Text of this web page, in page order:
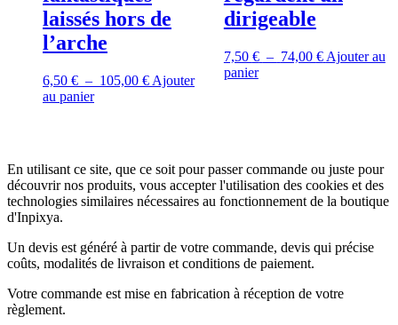
laissés hors de
l’arche
6,50 € – 105,00 €Plage
Ajouter
au panierCe
Les
options
peuvent
choisies
sur
la
page
du
dirigeable
7,50 € – 74,00 €Plage
Ajouter au
panierCe
options
peuvent
être
la
page
produit
En utilisant ce site, que ce soit pour passer commande ou juste pour
découvrir nos produits, vous accepter l'utilisation des cookies et des
technologies similaires nécessaires au fonctionnement de la boutique
d'Inpixya.
Un devis est généré à partir de votre commande, devis qui précise
coûts, modalités de livraison et conditions de paiement.
Votre commande est mise en fabrication à réception de votre
règlement.